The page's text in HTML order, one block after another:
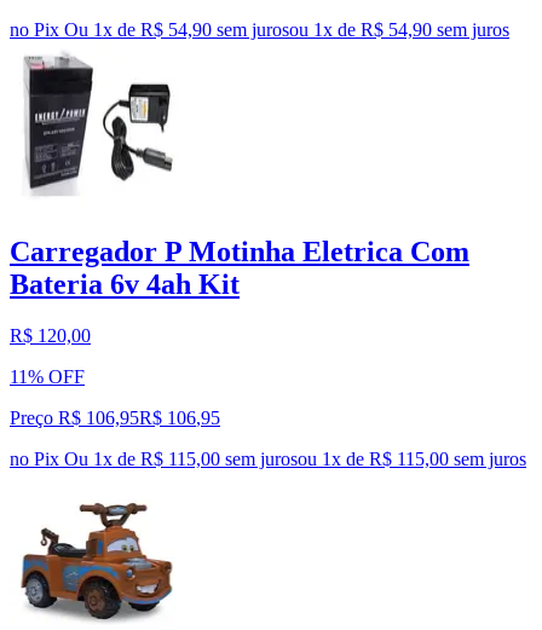
no Pix Ou 1x de R$ 54,90 sem jurosou 1x de R$ 54,90 sem juros
Carregador P Motinha Eletrica Com
Bateria 6v 4ah Kit
R$ 120,00
11% OFF
Preço R$ 106,95R$ 106,95
no Pix Ou 1x de R$ 115,00 sem jurosou 1x de R$ 115,00 sem juros